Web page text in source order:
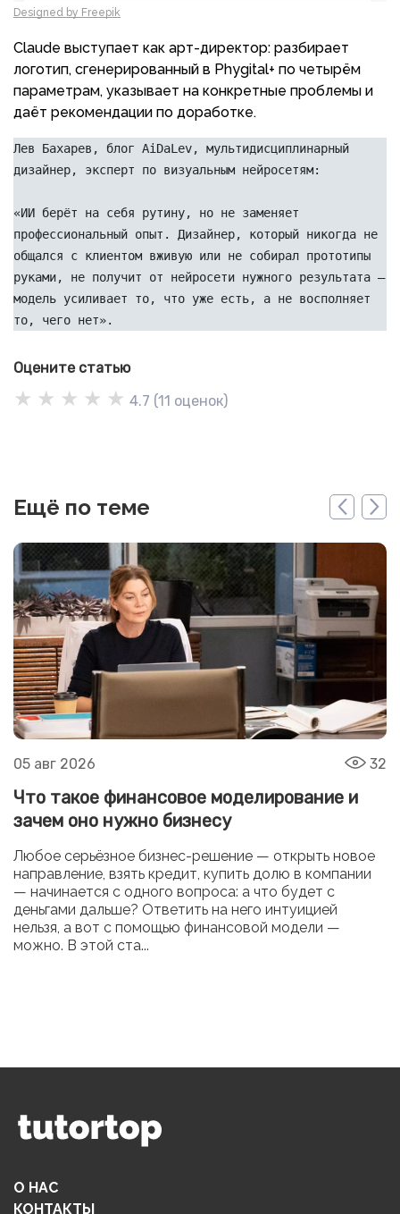
Designed by Freepik
Claude выступает как арт-директор: разбирает
логотип, сгенерированный в Phygital+ по четырём
параметрам, указывает на конкретные проблемы и
даёт рекомендации по доработке.
Лев Бахарев, блог AiDaLev, мультидисциплинарный
дизайнер, эксперт по визуальным нейросетям:
«ИИ берёт на себя рутину, но не заменяет
профессиональный опыт. Дизайнер, который никогда не
общался с клиентом вживую или не собирал прототипы
руками, не получит от нейросети нужного результата —
модель усиливает то, что уже есть, а не восполняет
то, чего нет».
Оцените статью
★ ★ ★ ★ ★ 4.7 (11 оценок)
Ещё по теме
05 авг 2026 32
Что такое финансовое моделирование и
зачем оно нужно бизнесу
Любое серьёзное бизнес-решение — открыть новое
направление, взять кредит, купить долю в компании
— начинается с одного вопроса: а что будет с
деньгами дальше? Ответить на него интуицией
нельзя, а вот с помощью финансовой модели —
можно. В этой ста...
О НАС
КОНТАКТЫ